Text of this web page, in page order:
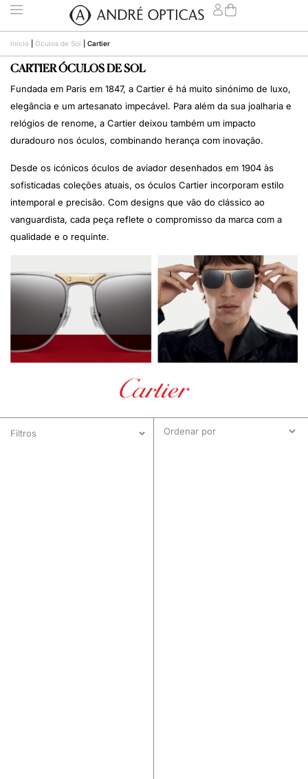
Início Óculos de Sol Cartier
CARTIER ÓCULOS DE SOL
Fundada em Paris em 1847, a Cartier é há muito sinónimo de luxo,
elegância e um artesanato impecável. Para além da sua joalharia e
relógios de renome, a Cartier deixou também um impacto
duradouro nos óculos, combinando herança com inovação.
Desde os icónicos óculos de aviador desenhados em 1904 às
sofisticadas coleções atuais, os óculos Cartier incorporam estilo
intemporal e precisão. Com designs que vão do clássico ao
vanguardista, cada peça reflete o compromisso da marca com a
qualidade e o requinte.
Filtros